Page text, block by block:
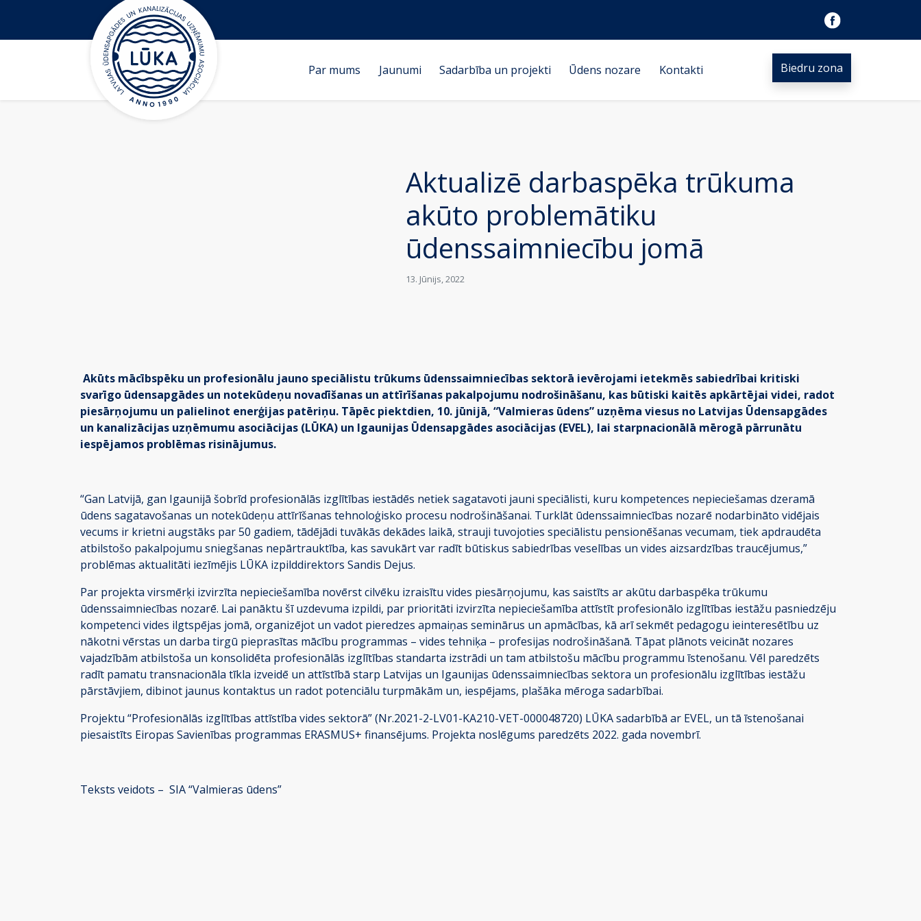
Par mums Jaunumi Sadarbība un projekti Ūdens nozare Kontakti Biedru zona
Aktualizē darbaspēka trūkuma
akūto problemātiku
ūdenssaimniecību jomā
13. Jūnijs, 2022
Akūts mācībspēku un profesionālu jauno speciālistu trūkums ūdenssaimniecības sektorā ievērojami ietekmēs sabiedrībai kritiski
svarīgo ūdensapgādes un notekūdeņu novadīšanas un attīrīšanas pakalpojumu nodrošināšanu, kas būtiski kaitēs apkārtējai videi, radot
piesārņojumu un palielinot enerģijas patēriņu. Tāpēc piektdien, 10. jūnijā, “Valmieras ūdens” uzņēma viesus no Latvijas Ūdensapgādes
un kanalizācijas uzņēmumu asociācijas (LŪKA) un Igaunijas Ūdensapgādes asociācijas (EVEL), lai starpnacionālā mērogā pārrunātu
iespējamos problēmas risinājumus.
“Gan Latvijā, gan Igaunijā šobrīd profesionālās izglītības iestādēs netiek sagatavoti jauni speciālisti, kuru kompetences nepieciešamas dzeramā
ūdens sagatavošanas un notekūdeņu attīrīšanas tehnoloģisko procesu nodrošināšanai. Turklāt ūdenssaimniecības nozarē nodarbināto vidējais
vecums ir krietni augstāks par 50 gadiem, tādējādi tuvākās dekādes laikā, strauji tuvojoties speciālistu pensionēšanas vecumam, tiek apdraudēta
atbilstošo pakalpojumu sniegšanas nepārtrauktība, kas savukārt var radīt būtiskus sabiedrības veselības un vides aizsardzības traucējumus,”
problēmas aktualitāti iezīmējis LŪKA izpilddirektors Sandis Dejus.
Par projekta virsmērķi izvirzīta nepieciešamība novērst cilvēku izraisītu vides piesārņojumu, kas saistīts ar akūtu darbaspēka trūkumu
ūdenssaimniecības nozarē. Lai panāktu šī uzdevuma izpildi, par prioritāti izvirzīta nepieciešamība attīstīt profesionālo izglītības iestāžu pasniedzēju
kompetenci vides ilgtspējas jomā, organizējot un vadot pieredzes apmaiņas seminārus un apmācības, kā arī sekmēt pedagogu ieinteresētību uz
nākotni vērstas un darba tirgū pieprasītas mācību programmas – vides tehniķa – profesijas nodrošināšanā. Tāpat plānots veicināt nozares
vajadzībām atbilstoša un konsolidēta profesionālās izglītības standarta izstrādi un tam atbilstošu mācību programmu īstenošanu. Vēl paredzēts
radīt pamatu transnacionāla tīkla izveidē un attīstībā starp Latvijas un Igaunijas ūdenssaimniecības sektora un profesionālu izglītības iestāžu
pārstāvjiem, dibinot jaunus kontaktus un radot potenciālu turpmākām un, iespējams, plašāka mēroga sadarbībai.
Projektu “Profesionālās izglītības attīstība vides sektorā” (Nr.2021-2-LV01-KA210-VET-000048720) LŪKA sadarbībā ar EVEL, un tā īstenošanai
piesaistīts Eiropas Savienības programmas ERASMUS+ finansējums. Projekta noslēgums paredzēts 2022. gada novembrī.
Teksts veidots – SIA “Valmieras ūdens”